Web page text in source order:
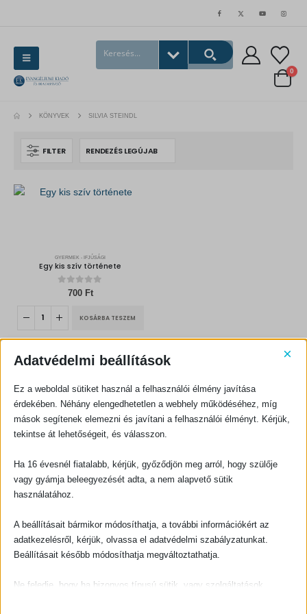
0
KÖNYVEK SILVIA STEINDL
FILTER
GYERMEK - IFJÚSÁGI
Egy kis szív története
out of 5
700 Ft
KOSÁRBA TESZEM
KAPCSOLATFELVÉTEL
CÍM:
1066 Budapest, Ó utca 16.
TELEFON:
EMAIL:
rendeles@evangeliumikiado.hu
Adatvédelmi beállítások ×
Ez a weboldal sütiket használ a felhasználói élmény javítása
érdekében. Néhány elengedhetetlen a webhely működéséhez, míg
mások segítenek elemezni és javítani a felhasználói élményt. Kérjük,
tekintse át lehetőségeit, és válasszon.
Ha 16 évesnél fiatalabb, kérjük, győződjön meg arról, hogy szülője
vagy gyámja beleegyezését adta, a nem alapvető sütik
használatához.
A beállításait bármikor módosíthatja, a további információkért az
adatkezelésről, kérjük, olvassa el adatvédelmi szabályzatunkat.
Beállításait később módosíthatja megváltoztathatja.
Ne feledje, hogy ha bizonyos típusú sütik, vagy szolgáltatások